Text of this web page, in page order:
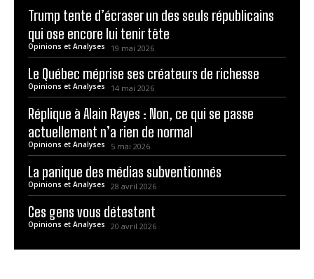
Trump tente d’écraser un des seuls républicains
qui ose encore lui tenir tête
Opinions et Analyses 19 mai 2026
Le Québec méprise ses créateurs de richesse
Opinions et Analyses 14 mai 2026
Réplique à Alain Rayes : Non, ce qui se passe
actuellement n’a rien de normal
Opinions et Analyses 5 mai 2026
La panique des médias subventionnés
Opinions et Analyses 28 avril 2026
Ces gens vous détestent
Opinions et Analyses 20 avril 2026